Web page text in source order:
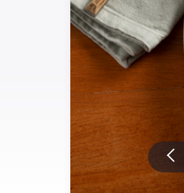
Dernieres recettes
Instagram